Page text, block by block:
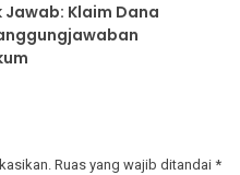
Jawab: Klaim Dana
Ruas yang wajib ditandai *